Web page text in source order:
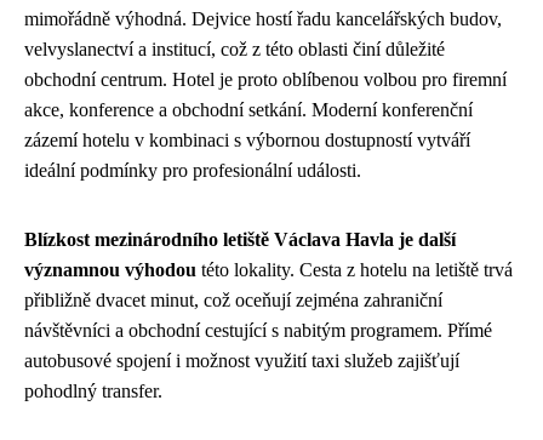
mimořádně výhodná. Dejvice hostí řadu kancelářských budov,
velvyslanectví a institucí, což z této oblasti činí důležité
obchodní centrum. Hotel je proto oblíbenou volbou pro firemní
akce, konference a obchodní setkání. Moderní konferenční
zázemí hotelu v kombinaci s výbornou dostupností vytváří
ideální podmínky pro profesionální události.
Blízkost mezinárodního letiště Václava Havla je další
významnou výhodou této lokality. Cesta z hotelu na letiště trvá
přibližně dvacet minut, což oceňují zejména zahraniční
návštěvníci a obchodní cestující s nabitým programem. Přímé
autobusové spojení i možnost využití taxi služeb zajišťují
pohodlný transfer.